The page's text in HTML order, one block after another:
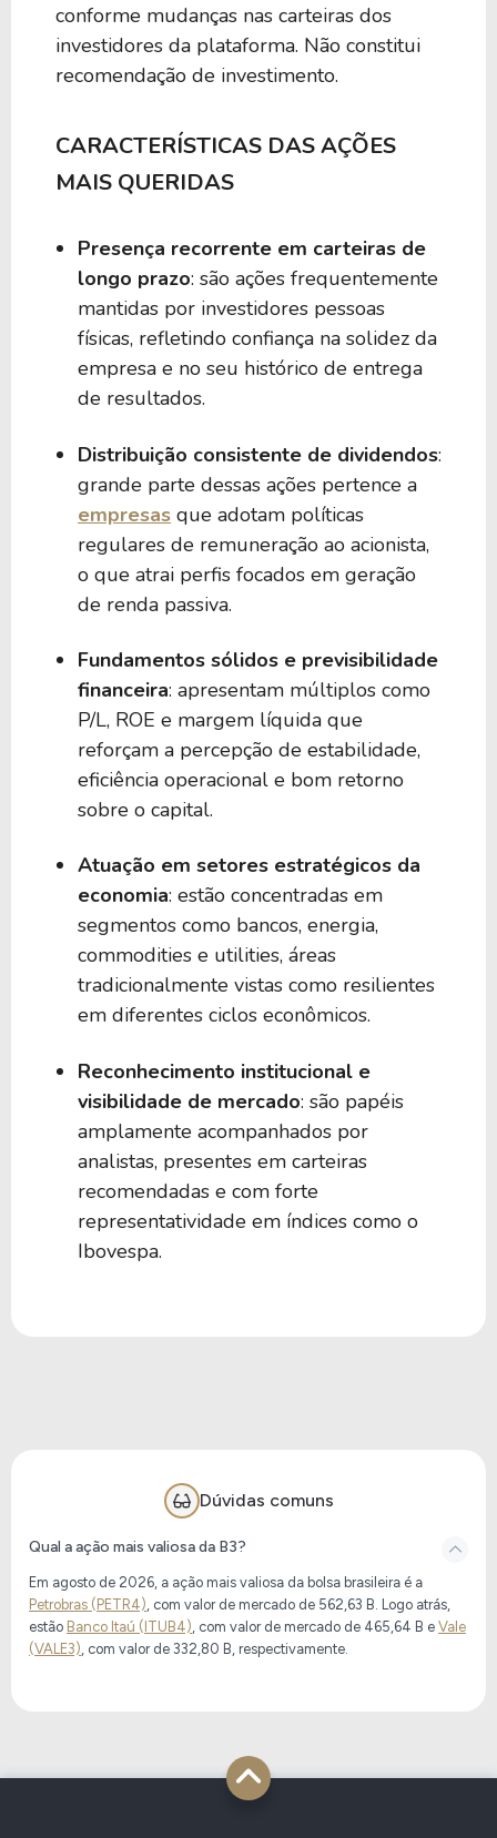
conforme mudanças nas carteiras dos
investidores da plataforma. Não constitui
recomendação de investimento.
CARACTERÍSTICAS DAS AÇÕES
MAIS QUERIDAS
Presença recorrente em carteiras de
longo prazo: são ações frequentemente
mantidas por investidores pessoas
físicas, refletindo confiança na solidez da
empresa e no seu histórico de entrega
de resultados.
Distribuição consistente de dividendos:
grande parte dessas ações pertence a
empresas que adotam políticas
regulares de remuneração ao acionista,
o que atrai perfis focados em geração
de renda passiva.
Fundamentos sólidos e previsibilidade
financeira: apresentam múltiplos como
P/L, ROE e margem líquida que
reforçam a percepção de estabilidade,
eficiência operacional e bom retorno
sobre o capital.
Atuação em setores estratégicos da
economia: estão concentradas em
segmentos como bancos, energia,
commodities e utilities, áreas
tradicionalmente vistas como resilientes
em diferentes ciclos econômicos.
Reconhecimento institucional e
visibilidade de mercado: são papéis
amplamente acompanhados por
analistas, presentes em carteiras
recomendadas e com forte
representatividade em índices como o
Ibovespa.
Dúvidas comuns
Qual a ação mais valiosa da B3?
Em agosto de 2026, a ação mais valiosa da bolsa brasileira é a
Petrobras (PETR4), com valor de mercado de 562,63 B. Logo atrás,
estão Banco Itaú (ITUB4), com valor de mercado de 465,64 B e Vale
(VALE3), com valor de 332,80 B, respectivamente.